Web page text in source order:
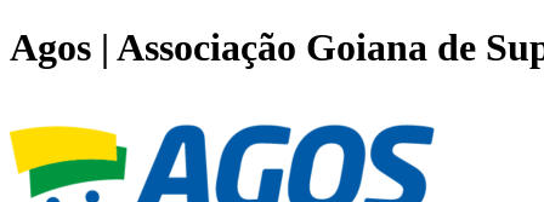
Agos | Associação Goiana de